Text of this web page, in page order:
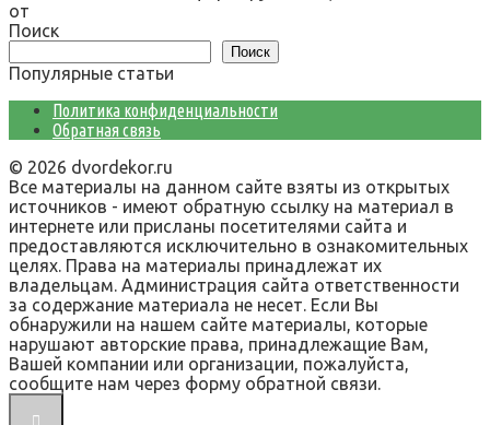
от
Поиск
Поиск
Популярные статьи
Политика конфиденциальности
Обратная связь
© 2026 dvordekor.ru
Все материалы на данном сайте взяты из открытых
источников - имеют обратную ссылку на материал в
интернете или присланы посетителями сайта и
предоставляются исключительно в ознакомительных
целях. Права на материалы принадлежат их
владельцам. Администрация сайта ответственности
за содержание материала не несет. Если Вы
обнаружили на нашем сайте материалы, которые
нарушают авторские права, принадлежащие Вам,
Вашей компании или организации, пожалуйста,
сообщите нам через форму обратной связи.